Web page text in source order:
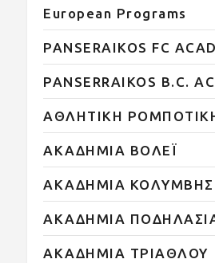
European Programs
PANSERAIKOS FC
PANSERRAIKOS B.C.
ΑΘΛΗΤΙΚΗ
ΑΚΑΔΗΜΙΑ ΒΟΛΕΪ
ΑΚΑΔΗΜΙΑ
ΑΚΑΔΗΜΙΑ
ΑΚΑΔΗΜΙΑ ΤΡΙΑΘΛΟΥ